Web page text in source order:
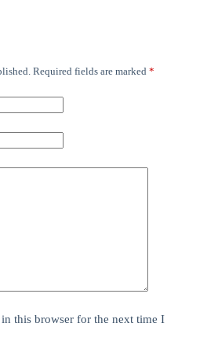
Required fields are marked *
this browser for the next time I